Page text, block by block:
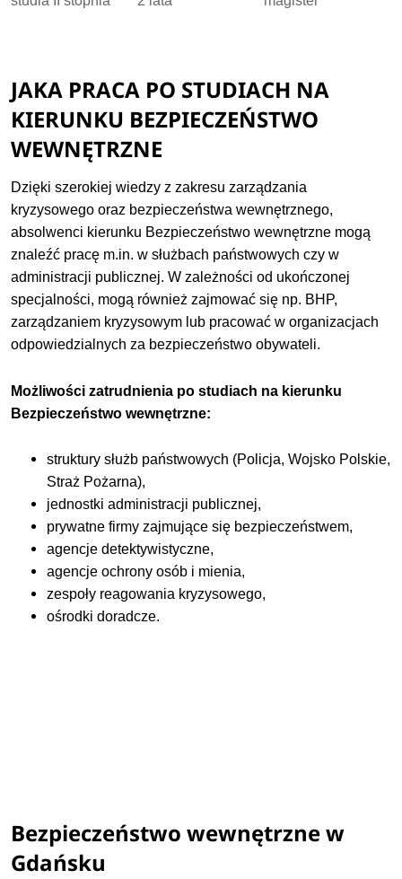
JAKA PRACA PO STUDIACH NA
KIERUNKU BEZPIECZEŃSTWO
WEWNĘTRZNE
Dzięki szerokiej wiedzy z zakresu zarządzania
kryzysowego oraz bezpieczeństwa wewnętrznego,
absolwenci kierunku Bezpieczeństwo wewnętrzne mogą
znaleźć pracę m.in. w służbach państwowych czy w
administracji publicznej. W zależności od ukończonej
specjalności, mogą również zajmować się np. BHP,
zarządzaniem kryzysowym lub pracować w organizacjach
odpowiedzialnych za bezpieczeństwo obywateli.
Możliwości zatrudnienia po studiach na kierunku
Bezpieczeństwo wewnętrzne:
struktury służb państwowych (Policja, Wojsko Polskie,
Straż Pożarna),
jednostki administracji publicznej,
prywatne firmy zajmujące się bezpieczeństwem,
agencje detektywistyczne,
agencje ochrony osób i mienia,
zespoły reagowania kryzysowego,
ośrodki doradcze.
Bezpieczeństwo wewnętrzne w
Gdańsku